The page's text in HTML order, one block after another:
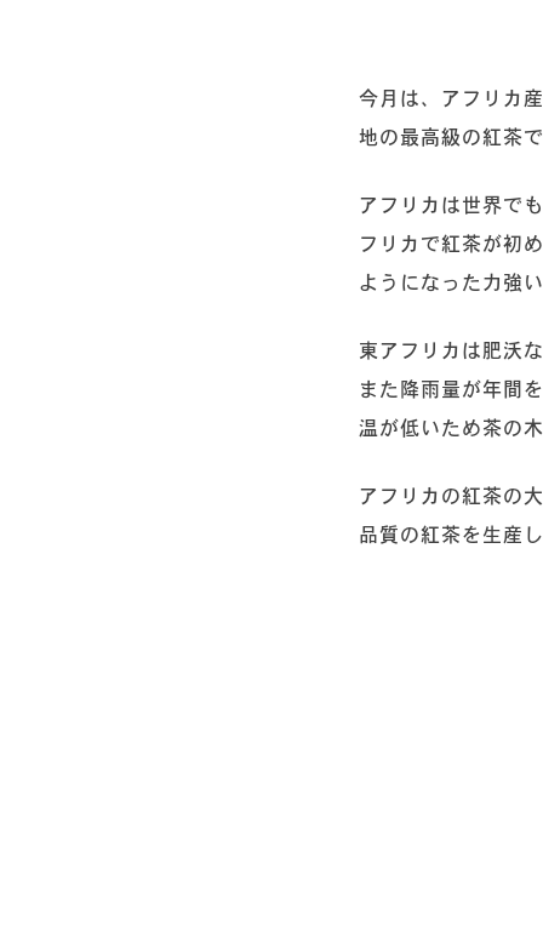
今月は、アフリカ
地の最高級の紅茶
アフリカは世界で
フリカで紅茶が初
ようになった力強
東アフリカは肥沃
また降雨量が年間
温が低いため茶の
アフリカの紅茶の
品質の紅茶を生産